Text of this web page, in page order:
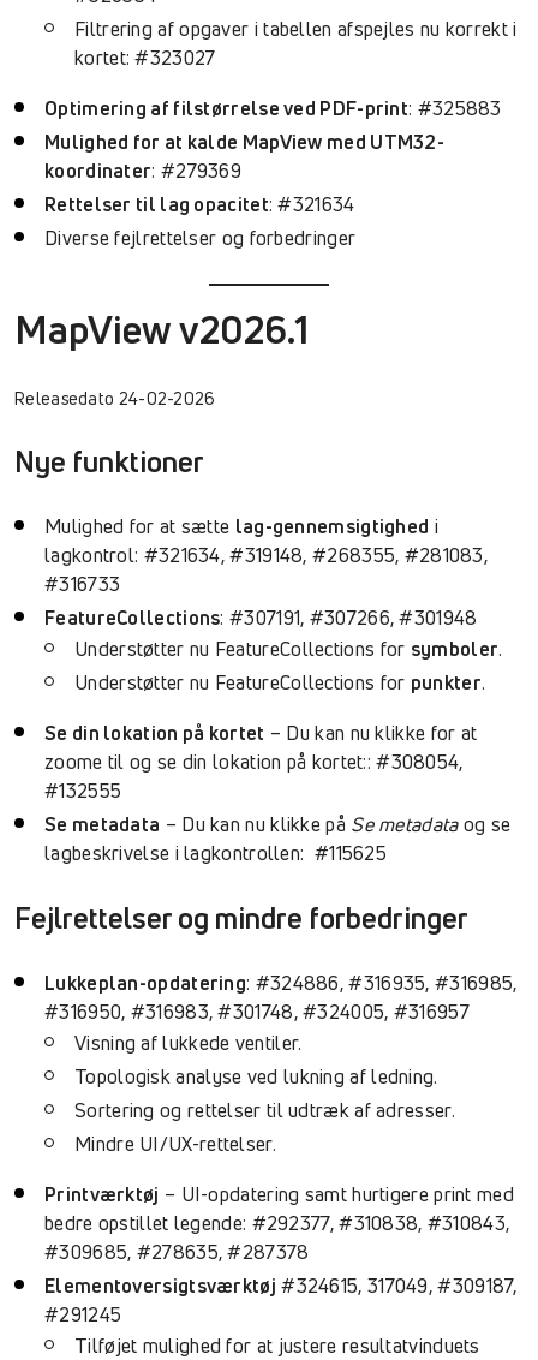
Filtrering af opgaver i tabellen afspejles nu korrekt i
kortet: #323027
Optimering af filstørrelse ved PDF-print: #325883
Mulighed for at kalde MapView med UTM32-
koordinater: #279369
Rettelser til lag opacitet: #321634
Diverse fejlrettelser og forbedringer
MapView v2026.1
Releasedato 24-02-2026
Nye funktioner
Mulighed for at sætte lag-gennemsigtighed i
lagkontrol: #321634, #319148, #268355, #281083,
#316733
FeatureCollections: #307191, #307266, #301948
Understøtter nu FeatureCollections for symboler.
Understøtter nu FeatureCollections for punkter.
Se din lokation på kortet – Du kan nu klikke for at
zoome til og se din lokation på kortet:: #308054,
#132555
Se metadata – Du kan nu klikke på Se metadataog se
lagbeskrivelse i lagkontrollen: #115625
Fejlrettelser og mindre forbedringer
Lukkeplan-opdatering: #324886, #316935, #316985,
#316950, #316983, #301748, #324005, #316957
Visning af lukkede ventiler.
Topologisk analyse ved lukning af ledning.
Sortering og rettelser til udtræk af adresser.
Mindre UI/UX-rettelser.
Printværktøj – UI-opdatering samt hurtigere print med
bedre opstillet legende: #292377, #310838, #310843,
#309685, #278635, #287378
Elementoversigtsværktøj #324615, 317049, #309187,
#291245
Tilføjet mulighed for at justere resultatvinduets